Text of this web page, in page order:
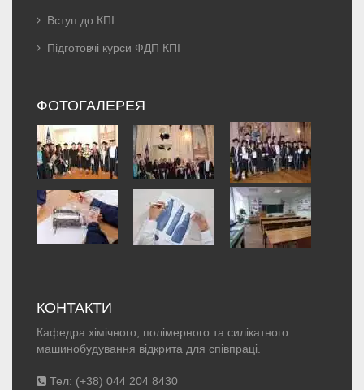
Вступ до КПІ
Підготовчі курси ФДП КПІ
ФОТОГАЛЕРЕЯ
КОНТАКТИ
Кафедра хімічного, полімерного та силікатного
машинобудування відкрита для співпраці.
Тел: (+38) 044 204 8430